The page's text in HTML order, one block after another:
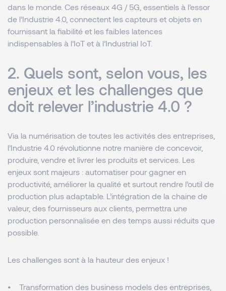
dans le monde. Ces réseaux 4G / 5G, essentiels à l’essor
de l’Industrie 4.0, connectent les capteurs et objets en
fournissant la fiabilité et les faibles latences
indispensables à l’IoT et à l’Industrial IoT.
2. Quels sont, selon vous, les
enjeux et les challenges que
doit relever l’industrie 4.0 ?
Via la numérisation de toutes les activités des entreprises,
l’Industrie 4.0 révolutionne notre manière de concevoir,
produire, vendre et livrer les produits et services. Les
enjeux sont majeurs : automatiser pour gagner en
productivité, améliorer la qualité et surtout rendre l’outil de
production plus adaptable. L’intégration de la chaine de
valeur, des fournisseurs aux clients, permettra une
production personnalisée en des temps aussi réduits que
possible.
Les challenges sont à la hauteur des enjeux !
• Transformation des business models des entreprises,